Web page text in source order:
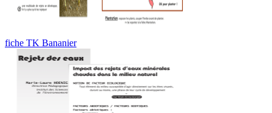
fiche TK Bananier